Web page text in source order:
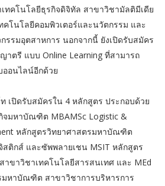
ทคโนโลยีธุรกิจดิจิทัล สาขาวิชามัลติมีเดีย
โนโลยีคอมพิวเตอร์และนวัตกรรม และ
รรมอุตสาหการ นอกจากนี้ ยังเปิดรับสมัคร
ตรี แบบ Online Learning ที่สามารถ
ออนไลน์อีกด้วย
เปิดรับสมัครใน 4 หลักสูตร ประกอบด้วย
จมหาบัณฑิต MBAMSc Logistic &
หลักสูตรวิทยาศาสตรมหาบัณฑิต
สติกส์ และซัพพลายเชน MSIT หลักสูตร
ขาวิชาเทคโนโลยีสารสนเทศ และ MEd
หาบัณฑิต สาขาวิชาการบริหารการ